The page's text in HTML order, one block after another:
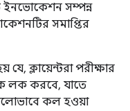
ইনভোকেশন সম্পন্ন
সমাপ্তির
ক্লায়েন্টরা পরীক্ষার
লক করবে, যাতে
কল হওয়া